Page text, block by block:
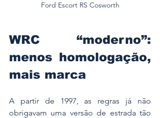
Ford Escort RS Cosworth
WRC “moderno”:
menos homologação,
mais marca
A partir de 1997, as regras já não
obrigavam uma versão de estrada tão